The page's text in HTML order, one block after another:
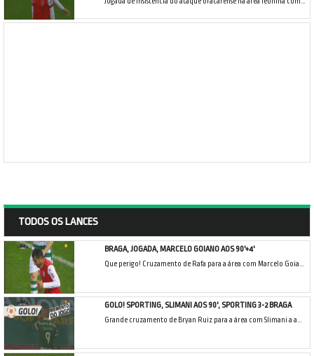
TODOS OS LANCES
BRAGA, JOGADA, MARCELO GOIANO AOS 90'+4'
Que perigo! Cruzamento de Rafa para a área com Marcelo Goiano a cabecear por cima da trave.
GOLO! SPORTING, SLIMANI AOS 90', SPORTING 3-2 BRAGA
Grande cruzamento de Bryan Ruiz para a área com Slimani a aparecer ao segundo poste e a cabecear para o fundo das redes.